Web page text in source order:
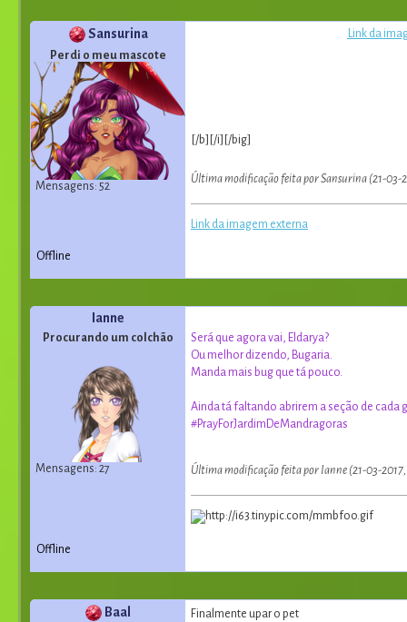
Sansurina
Perdi o meu mascote
Mensagens: 52
Link da
[/b][/i][/big]
Última modificação feita por Sansurina (21-03-
Link da imagem externa
Offline
Ianne
Procurando um colchão
Mensagens: 27
Será que agora vai, Eldarya?
Ou melhor dizendo, Bugaria.
Manda mais bug que tá pouco.
Ainda tá faltando abrirem a seção de cada
#PrayForJardimDeMandragoras
Última modificação feita por Ianne (21-03-2017,
Offline
Baal Finalmente upar o pet